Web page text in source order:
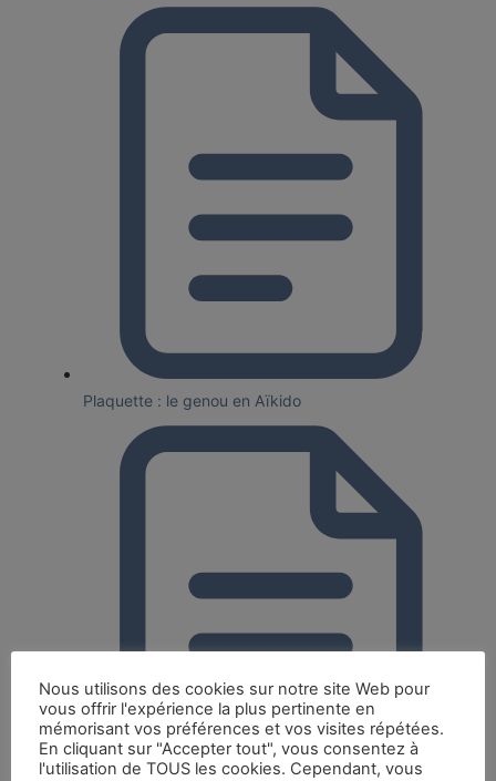
Plaquette : le genou en Aïkido
Nous utilisons des cookies sur notre site Web pour
vous offrir l'expérience la plus pertinente en
mémorisant vos préférences et vos visites répétées.
En cliquant sur "Accepter tout", vous consentez à
l'utilisation de TOUS les cookies. Cependant, vous